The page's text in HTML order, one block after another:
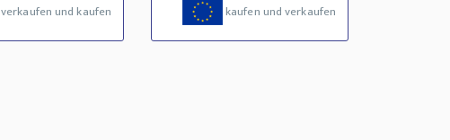
verkaufen und kaufen kaufen und verkaufen